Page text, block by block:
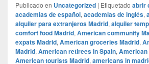
Publicado en Uncategorized | Etiquetado abrir
academias de español, academias de inglés,
alquiler para extranjeros Madrid, alquiler
comfort food Madrid, American community
expats Madrid, American groceries Madrid,
Madrid, American retirees in Spain, American
American tourists Madrid, americans in